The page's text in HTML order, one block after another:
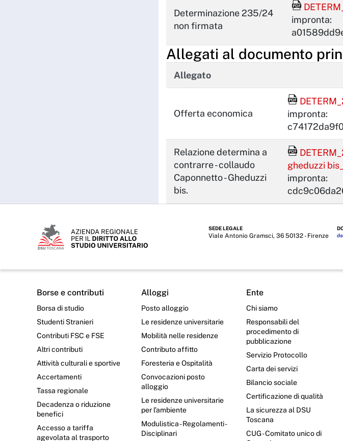
Determinazione 235/24
non firmata
File
impronta:
Allegati al documento
Allegato
Offerta economica
File Acrobat
impronta:
Relazione determina a
contrarre - collaudo
Caponnetto - Gheduzzi
bis.
File Acrobat
gheduzzi
impronta:
SEDE LEGALE
Viale Antonio Gramsci, 36 50132 - Firenze
Borse e contributi
Borsa di studio
Studenti Stranieri
Contributi FSC e FSE
Altri contributi
Attività culturali e sportive
Accertamenti
Tassa regionale
Decadenza o riduzione
benefici
Accesso a tariffa
agevolata al trasporto
Alloggi
Posto alloggio
Le residenze universitarie
Mobilità nelle residenze
Contributo affitto
Foresteria e Ospitalità
Convocazioni posto
alloggio
Le residenze universitarie
per l’ambiente
Modulistica - Regolamenti -
Disciplinari
Ente
Chi siamo
Responsabili del
procedimento di
pubblicazione
Servizio Protocollo
Carta dei servizi
Bilancio sociale
Certificazione di qualità
La sicurezza al DSU
Toscana
CUG - Comitato unico di